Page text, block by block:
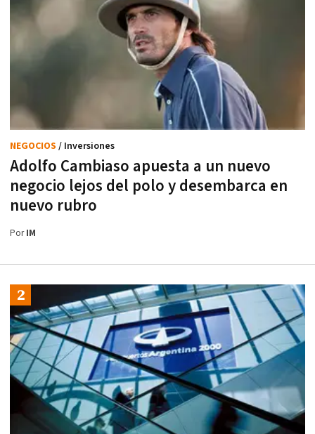
Adolfo Cambiaso apuesta a un nuevo
negocio lejos del polo y desembarca en
nuevo rubro
NEGOCIOS / Inversiones
PorIM